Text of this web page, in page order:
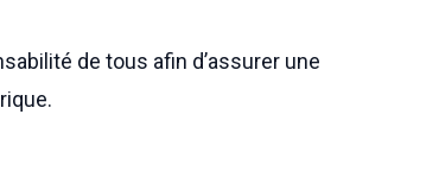
de tous afin d’assurer une